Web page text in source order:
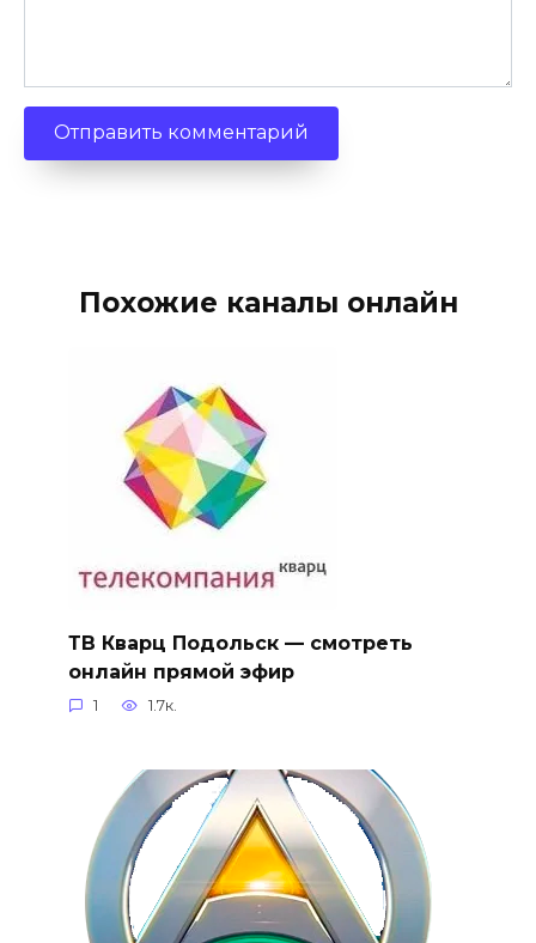
Похожие каналы онлайн
ТВ Кварц Подольск — смотреть
онлайн прямой эфир
1 1.7к.